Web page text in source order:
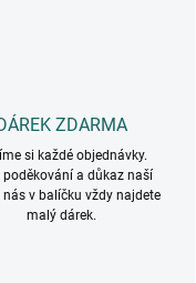
ZDARMA
si každé objednávky.
a důkaz naší
nás v balíčku vždy najdete
malý dárek.